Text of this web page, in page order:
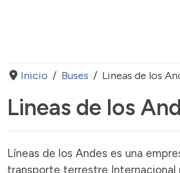
Inicio Buses Lineas de los
Lineas de los
Líneas de los Andes es una
transporte terrestre Internacional